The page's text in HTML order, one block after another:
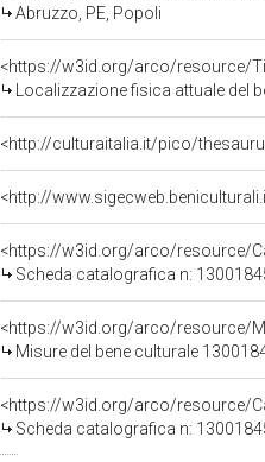
Abruzzo, PE, Popoli
<https://w3id.org/arco/resource/
Localizzazione fisica attuale del
<http://culturaitalia.it/pico/
<http://
<https://w3id.org/arco/resource/
Scheda catalografica n:
<https://w3id.org/arco/resource/
Misure del bene culturale
<https://w3id.org/arco/resource/
Scheda catalografica n: